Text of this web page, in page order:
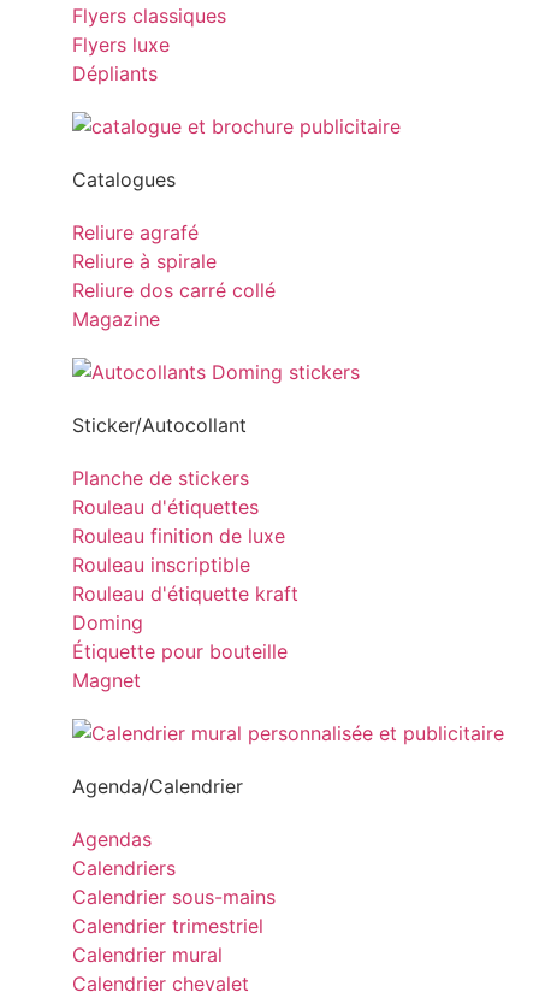
Flyers classiques
Flyers luxe
Dépliants
Catalogues
Reliure agrafé
Reliure à spirale
Reliure dos carré collé
Magazine
Sticker/Autocollant
Planche de stickers
Rouleau d'étiquettes
Rouleau finition de luxe
Rouleau inscriptible
Rouleau d'étiquette kraft
Doming
Étiquette pour bouteille
Magnet
Agenda/Calendrier
Agendas
Calendriers
Calendrier sous-mains
Calendrier trimestriel
Calendrier mural
Calendrier chevalet